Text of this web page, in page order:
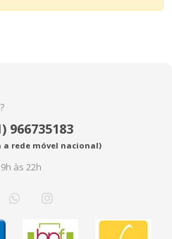
966735183
a rede móvel nacional)
às 22h